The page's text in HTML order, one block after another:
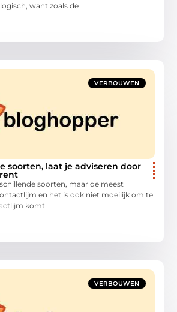
want zoals de
VERBOUWEN
soorten, laat je adviseren door
soorten, maar de meest
en het is ook niet moeilijk om te
komt
VERBOUWEN